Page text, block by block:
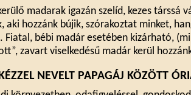
madarak igazán szelíd, kezes társsá
hozzánk bújik, szórakoztat minket,
bébi madár esetében kizárható,
zavart viselkedésű madár kerül
NEVELT PAPAGÁJ KÖZÖTT